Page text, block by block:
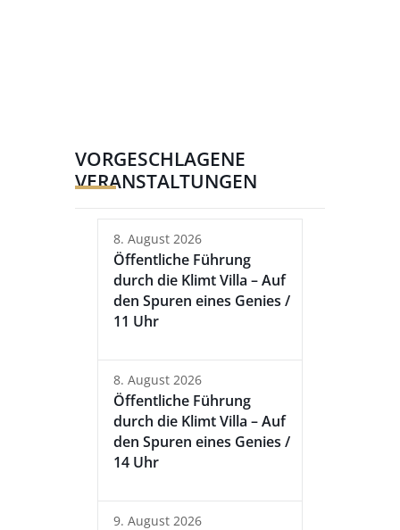
VORGESCHLAGENE
VERANSTALTUNGEN
8. August 2026
Öffentliche Führung
durch die Klimt Villa – Auf
den Spuren eines Genies /
11 Uhr
8. August 2026
Öffentliche Führung
durch die Klimt Villa – Auf
den Spuren eines Genies /
14 Uhr
9. August 2026